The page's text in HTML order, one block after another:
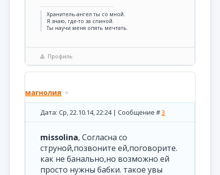
Хранитель-ангел ты со мной.
Я знаю, где-то за спиной.
Ты научи меня опять мечтать.
Профиль
магнолия
Дата: Ср, 22.10.14, 22:24 | Сообщение #3
missolina, Согласна со
струной,позвоните ей,поговорите.
как не банально,но возможно ей
просто нужны бабки. такое увы